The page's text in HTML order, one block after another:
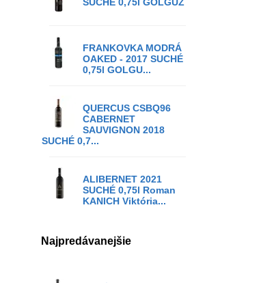
FRANKOVKA MODRÁ
OAKED - 2017 SUCHÉ
0,75l GOLGU...
QUERCUS CSBQ96
CABERNET
SAUVIGNON 2018
SUCHÉ 0,7...
ALIBERNET 2021
SUCHÉ 0,75l Roman
KANICH Viktória...
Najpredávanejšie